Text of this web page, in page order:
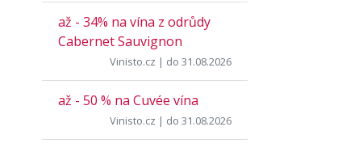
až - 34% na vína z odrůdy
Cabernet Sauvignon
Vinisto.cz | do 31.08.2026
až - 50 % na Cuvée vína
Vinisto.cz | do 31.08.2026